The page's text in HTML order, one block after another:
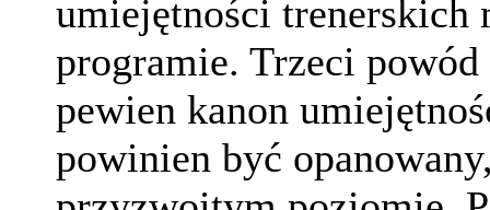
umiejętności trenerskich
programie. Trzeci
pewien kanon
powinien być